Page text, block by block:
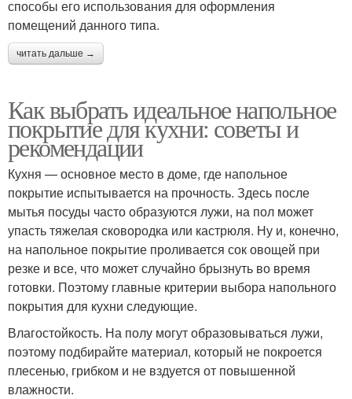
способы его использования для оформления
помещений данного типа.
читать дальше →
Как выбрать идеальное напольное
покрытие для кухни: советы и
рекомендации
Кухня — основное место в доме, где напольное
покрытие испытывается на прочность. Здесь после
мытья посуды часто образуются лужи, на пол может
упасть тяжелая сковородка или кастрюля. Ну и, конечно,
на напольное покрытие проливается сок овощей при
резке и все, что может случайно брызнуть во время
готовки. Поэтому главные критерии выбора напольного
покрытия для кухни следующие.
Влагостойкость. На полу могут образовываться лужи,
поэтому подбирайте материал, который не покроется
плесенью, грибком и не вздуется от повышенной
влажности.